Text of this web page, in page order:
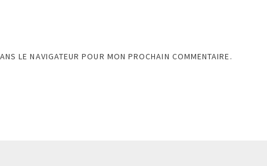
LE NAVIGATEUR POUR MON PROCHAIN COMMENTAIRE.